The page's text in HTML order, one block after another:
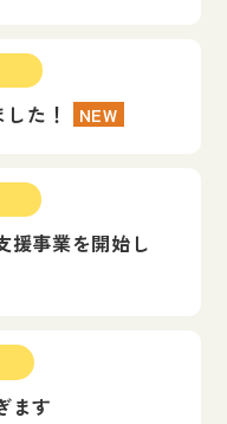
た！ NEW
援事業を開始し
ます